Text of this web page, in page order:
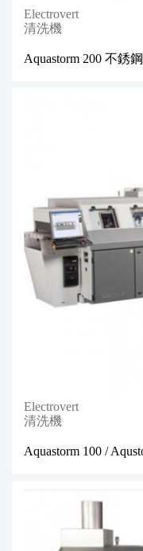
Electrovert
清洗機
Aquastorm 200 不銹
Electrovert
清洗機
Aquastorm 100 /